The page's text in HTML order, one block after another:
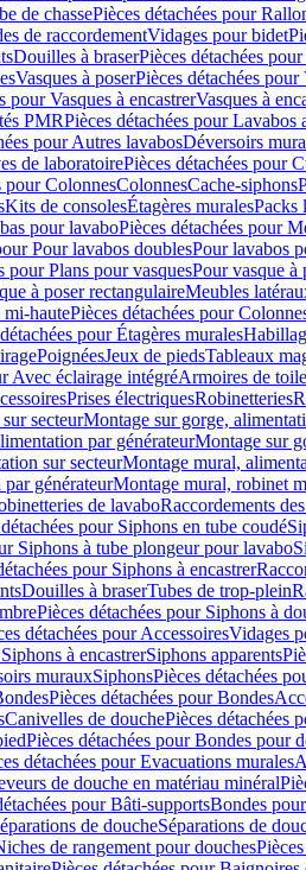
de chassePièces détachées pour
de raccordementVidages pour bidet
Douilles à braserPièces détachées
Vasques à poserPièces détachées pour
pour Vasques à encastrerVasques à
PMRPièces détachées pour Lavabos
pour Autres lavabosDéversoirs
de laboratoirePièces détachées pour
pour ColonnesColonnesCache-siphons
Kits de consolesÉtagères muralesPacks
pour lavaboPièces détachées pour
Pour lavabos doublesPour lavabos
pour Plans pour vasquesPour vasque à
à poser rectangulaireMeubles
mi-hautePièces détachées pour
pour Étagères murales
PoignéesJeux de piedsTableaux
Avec éclairage intégréArmoires de
Prises électriquesRobinetteries
secteurMontage sur gorge,
par générateurMontage sur
sur secteurMontage mural,
générateurMontage mural, robinet
de lavaboRaccordements
pour Siphons en tube coudé
Siphons à tube plongeur pour lavabo
pour Siphons à encastrer
Douilles à braserTubes de trop-plein
Pièces détachées pour Siphons à
détachées pour AccessoiresVidages
à encastrerSiphons apparents
murauxSiphonsPièces détachées
Pièces détachées pour Bondes
Canivelles de douchePièces détachées
Pièces détachées pour Bondes pour
détachées pour Evacuations murales
de douche en matériau minéral
pour Bâti-supportsBondes
de doucheSéparations de
de rangement pour douches